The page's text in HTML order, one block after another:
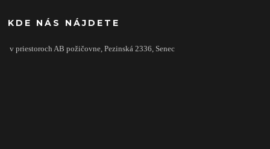
KDE NÁS NÁJDETE
v priestoroch AB požičovne,Pezinská 2336, Senec